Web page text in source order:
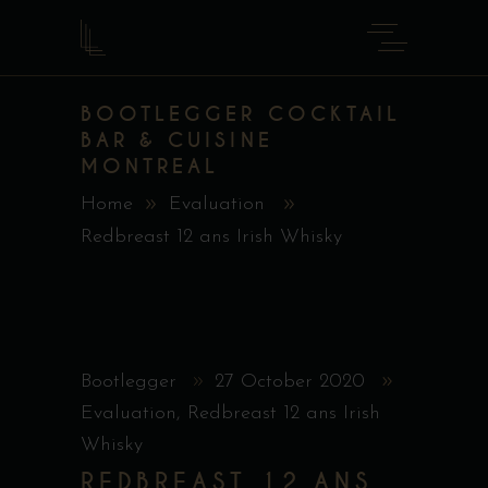
BOOTLEGGER COCKTAIL
BAR & CUISINE
MONTREAL
Home
Evaluation
Redbreast 12 ans Irish Whisky
Bootlegger
27 October 2020
Evaluation, Redbreast 12 ans Irish
Whisky